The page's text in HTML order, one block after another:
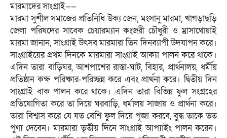
মারমাদের সাংগ্রাই——
মারমা সুশীল সমাজের প্রতিনিধি উক্য জেন, মংসানু মারমা, খাগড়াছড়ি
জেলা পরিষদের সাবেক চেয়ারম্যান কংজরী চৌধুরী ও ম্রাসাথোয়াই
মারমা জানান, সাংগ্রাই উৎসব মারমারা তিন দিনব্যাপী উদযাপন করে।
সাংগ্রাইয়ের প্রথম দিনকে মারমারা সাংগ্রাই আক্যা পালন করে থাকে।
এদিন তারা বাড়িঘর, আশপাশের রাস্তা-ঘাট, বিহার, প্রার্থনালয়, ধর্মীয়
প্রতিষ্ঠান কক্ষ পরিষ্কার-পরিচ্ছন্ন করে এবং প্রার্থনা করে। দ্বিতীয় দিন
সাংগ্রাই বাক পালন করে থাকে। এদিন তারা বিভিন্ন ফুল সংগ্রহের
প্রতিযোগিতা করে তা দিয়ে ঘরবাড়ি, ধর্মালয় সাজায় ও প্রার্থনা করে।
তারা বিশ্বাস করে যে যত বেশি ফুল দিয়ে পূজা করবে, বুদ্ধ তাকে তত
পুণ্য দেবেন। মারমারা তৃতীয় দিনে সাংগ্রাই আপ্যাইং পালন করেন।